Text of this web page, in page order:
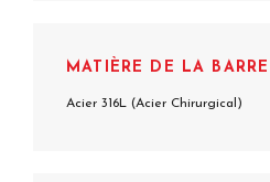
MATIÈRE DE LA BARRE
Acier 316L (Acier Chirurgical)